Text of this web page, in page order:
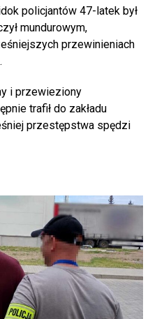
policjantów 47-latek był
mundurowym,
przewinieniach
i przewieziony
trafił do zakładu
przestępstwa spędzi